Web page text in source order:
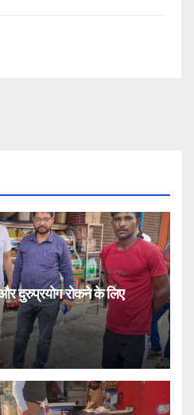
दुरुप्रयोग रोकने के लिए